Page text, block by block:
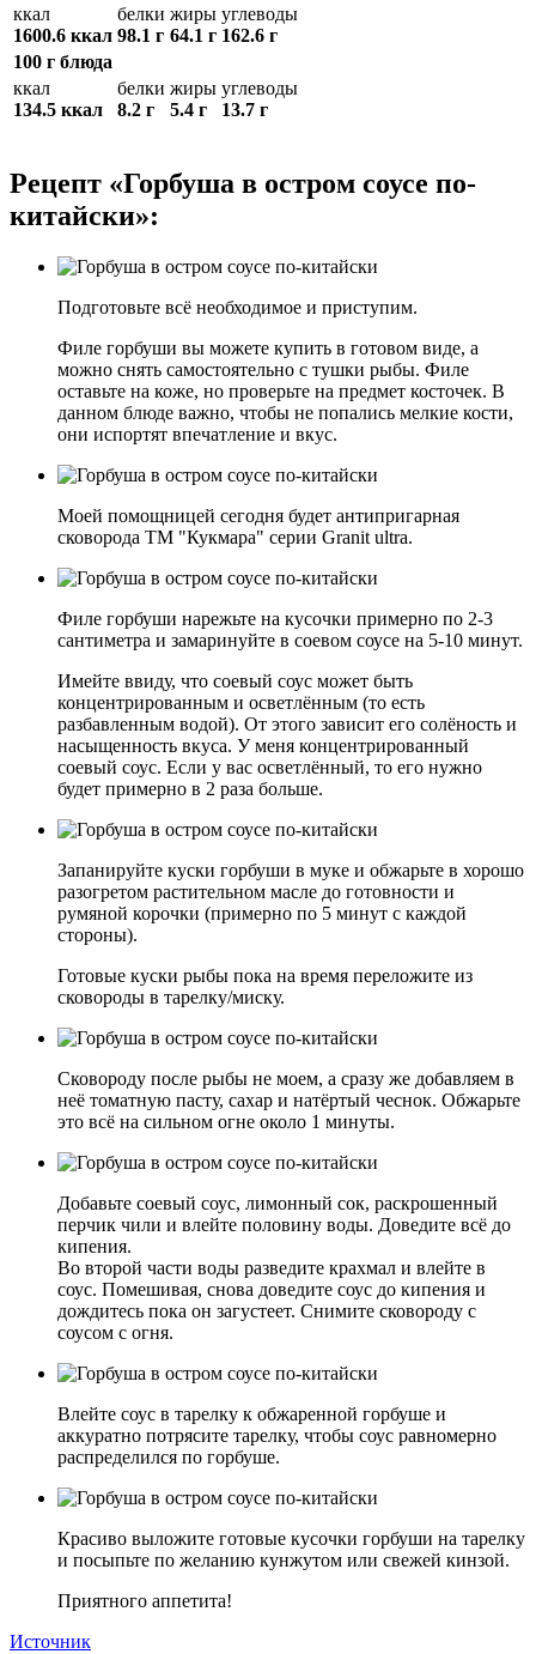
ккал
1600.6 ккал
белки
98.1 г
жиры
64.1 г
углеводы
162.6 г
100 г блюда
ккал
134.5 ккал
белки
8.2 г
жиры
5.4 г
углеводы
13.7 г
Рецепт «Горбуша в остром соусе по-
китайски»:
Подготовьте всё необходимое и приступим.
Филе горбуши вы можете купить в готовом виде, а
можно снять самостоятельно с тушки рыбы. Филе
оставьте на коже, но проверьте на предмет косточек. В
данном блюде важно, чтобы не попались мелкие кости,
они испортят впечатление и вкус.
Моей помощницей сегодня будет антипригарная
сковорода ТМ "Кукмара" серии Granit ultra.
Филе горбуши нарежьте на кусочки примерно по 2-3
сантиметра и замаринуйте в соевом соусе на 5-10 минут.
Имейте ввиду, что соевый соус может быть
концентрированным и осветлённым (то есть
разбавленным водой). От этого зависит его солёность и
насыщенность вкуса. У меня концентрированный
соевый соус. Если у вас осветлённый, то его нужно
будет примерно в 2 раза больше.
Запанируйте куски горбуши в муке и обжарьте в хорошо
разогретом растительном масле до готовности и
румяной корочки (примерно по 5 минут с каждой
стороны).
Готовые куски рыбы пока на время переложите из
сковороды в тарелку/миску.
Сковороду после рыбы не моем, а сразу же добавляем в
неё томатную пасту, сахар и натёртый чеснок. Обжарьте
это всё на сильном огне около 1 минуты.
Добавьте соевый соус, лимонный сок, раскрошенный
перчик чили и влейте половину воды. Доведите всё до
кипения.
Во второй части воды разведите крахмал и влейте в
соус. Помешивая, снова доведите соус до кипения и
дождитесь пока он загустеет. Снимите сковороду с
соусом с огня.
Влейте соус в тарелку к обжаренной горбуше и
аккуратно потрясите тарелку, чтобы соус равномерно
распределился по горбуше.
Красиво выложите готовые кусочки горбуши на тарелку
и посыпьте по желанию кунжутом или свежей кинзой.
Приятного аппетита!
Источник